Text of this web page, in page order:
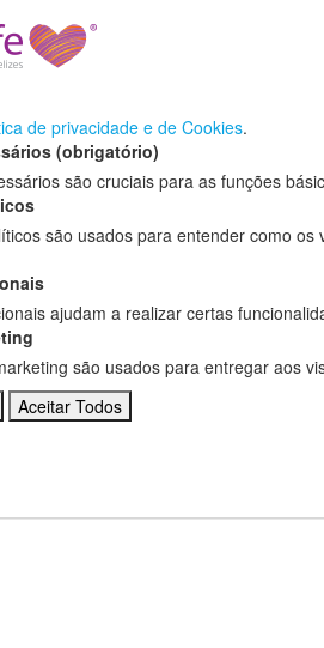
preferências de
estritamente necessários,
de privacidade e de Cookies.
(obrigatório)
são cruciais para as funções
são usados para entender como
ajudam a realizar certas
são usados para entregar aos
Aceitar Todos